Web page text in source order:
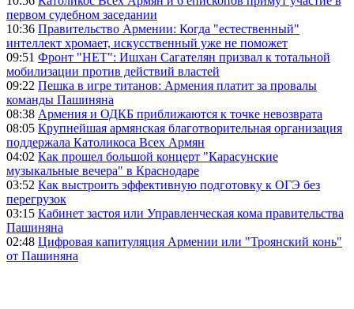
первом судебном заседании
10:36 Правительство Армении: Когда "естественный"
интеллект хромает, искусственный уже не поможет
09:51 Фронт "НЕТ": Ишхан Сагателян призвал к тотальной
мобилизации против действий властей
09:22 Пешка в игре титанов: Армения платит за провалы
команды Пашиняна
08:38 Армения и ОДКБ приближаются к точке невозврата
08:05 Крупнейшая армянская благотворительная организация
поддержала Католикоса Всех Армян
04:02 Как прошел большой концерт "Карасунские
музыкальные вечера" в Краснодаре
03:52 Как выстроить эффективную подготовку к ОГЭ без
перегрузок
03:15 Кабинет застоя или Управленческая кома правительства
Пашиняна
02:48 Цифровая капитуляция Армении или "Троянский конь"
от Пашиняна